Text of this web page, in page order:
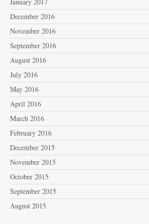
December 2016
November 2016
September 2016
August 2016
July 2016
May 2016
April 2016
March 2016
February 2016
December 2015
November 2015
October 2015
September 2015
August 2015